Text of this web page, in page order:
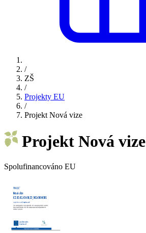
/
ZŠ
/
Projekty EU
/
Projekt Nová vize
Projekt Nová vize
Spolufinancováno EU